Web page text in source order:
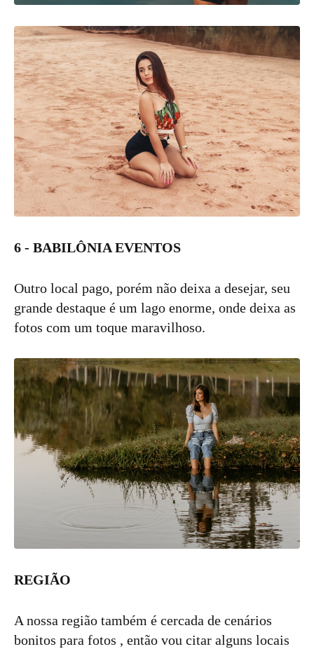
6 - BABILÔNIA EVENTOS
Outro local pago, porém não deixa a desejar, seu
grande destaque é um lago enorme, onde deixa as
fotos com um toque maravilhoso.
REGIÃO
A nossa região também é cercada de cenários
bonitos para fotos , então vou citar alguns locais